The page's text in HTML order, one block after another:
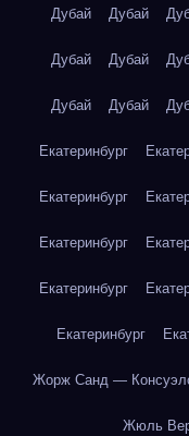
Дубай Дубай
Дубай Дубай
Дубай Дубай
Екатеринбург
Екатеринбург
Екатеринбург
Екатеринбург
Екатеринбург
Жорж Санд —
Жюль